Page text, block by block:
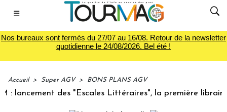
☰
Nos bureaux sont fermés du 27/07 au 16/08. Retour de la newsletter
quotidienne le 24/08/2026. Bel été !
Accueil > Super AGV > BONS PLANS AGV
des "Escales Littéraires", la première librairie du